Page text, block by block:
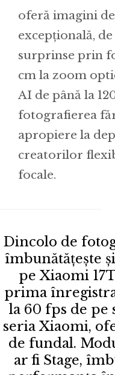
oferă imagini
excepțională,
surprinse prin
cm la zoom
AI de până la
fotografierea
apropiere la
creatorilor
focale.
Dincolo de
îmbunătățește
pe Xiaomi
prima
la 60 fps de
seria Xiaomi,
de fundal.
ar fi Stage,